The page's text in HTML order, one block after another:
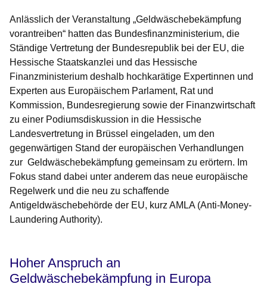
Anlässlich der Veranstaltung „Geldwäschebekämpfung
vorantreiben“ hatten das Bundesfinanzministerium, die
Ständige Vertretung der Bundesrepublik bei der EU, die
Hessische Staatskanzlei und das Hessische
Finanzministerium deshalb hochkarätige Expertinnen und
Experten aus Europäischem Parlament, Rat und
Kommission, Bundesregierung sowie der Finanzwirtschaft
zu einer Podiumsdiskussion in die Hessische
Landesvertretung in Brüssel eingeladen, um den
gegenwärtigen Stand der europäischen Verhandlungen
zur Geldwäschebekämpfung gemeinsam zu erörtern. Im
Fokus stand dabei unter anderem das neue europäische
Regelwerk und die neu zu schaffende
Antigeldwäschebehörde der EU, kurz AMLA (Anti-Money-
Laundering Authority).
Hoher Anspruch an
Geldwäschebekämpfung in Europa